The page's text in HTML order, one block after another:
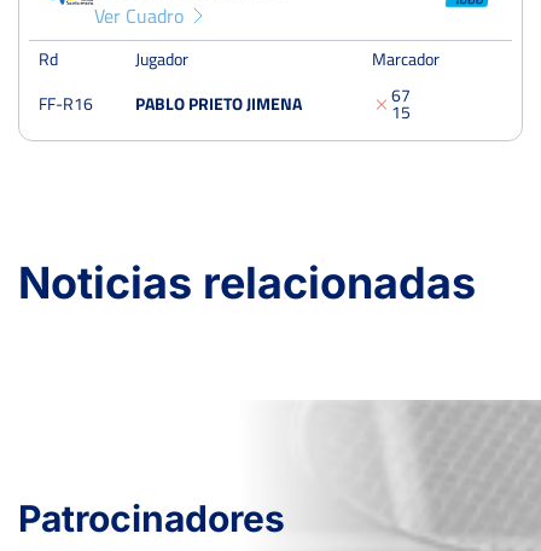
PERDIDOS SETS
2
PERDIDOS JUEGOS GANADOS
13 19 6
Del 06 al 14 de octubre, 2018
Dieciseisavos
Ver Cuadro
Rd Jugador
Marcador
FF-R16
PABLO PRIETO JIMENA 6
1
7
5
Noticias relacionadas
Patrocinadores